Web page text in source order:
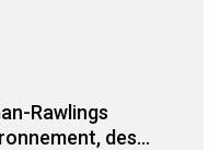
Rawlings
des…